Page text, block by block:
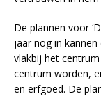
De plannen voor
jaar nog in
vlakbij het
centrum worden,
en erfgoed. De